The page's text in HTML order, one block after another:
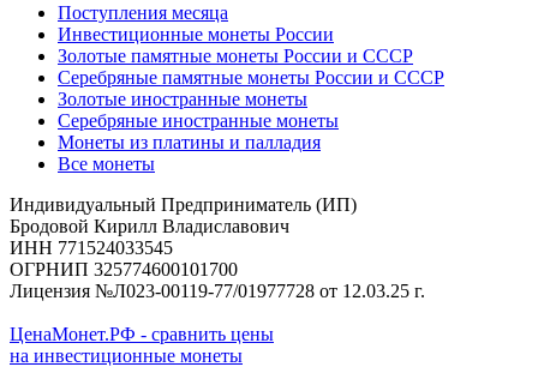
Поступления месяца
Инвестиционные монеты России
Золотые памятные монеты России и СССР
Серебряные памятные монеты России и СССР
Золотые иностранные монеты
Серебряные иностранные монеты
Монеты из платины и палладия
Все монеты
Индивидуальный Предприниматель (ИП)
Бродовой Кирилл Владиславович
ИНН 771524033545
ОГРНИП 325774600101700
Лицензия №Л023-00119-77/01977728 от 12.03.25 г.
ЦенаМонет.РФ - сравнить цены
на инвестиционные монеты